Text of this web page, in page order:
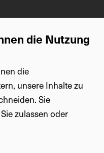
die Nutzung
die
unsere Inhalte zu
Sie
zulassen oder
Social Media
Instagram
Twitter